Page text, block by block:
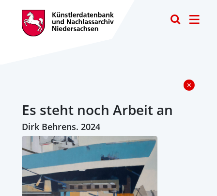
Es steht noch Arbeit an
Dirk Behrens. 2024